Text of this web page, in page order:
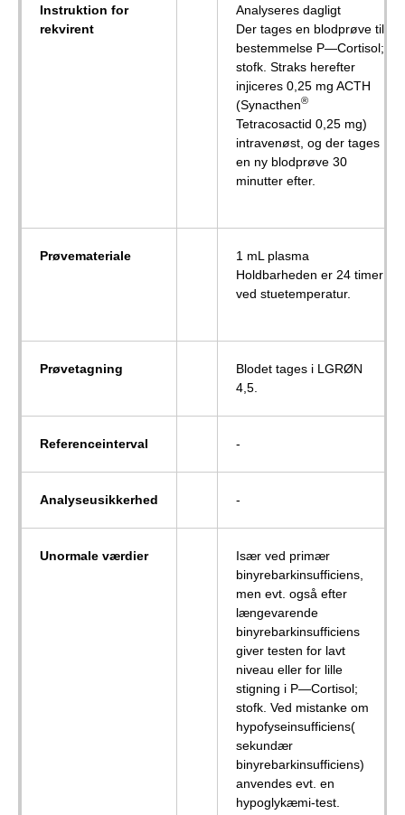
Instruktion for
rekvirent
Analyseres dagligt
Der tages en blodprøve til
bestemmelse P—Cortisol;
stofk. Straks herefter
injiceres 0,25 mg ACTH
(Synacthen®
Tetracosactid 0,25 mg)
intravenøst, og der tages
en ny blodprøve 30
minutter efter.
Prøvemateriale
1 mL plasma
Holdbarheden er 24 timer
ved stuetemperatur.
Prøvetagning
Blodet tages i LGRØN
4,5.
Referenceinterval -
Analyseusikkerhed -
Unormale værdier
Især ved primær
binyrebarkinsufficiens,
men evt. også efter
længevarende
binyrebarkinsufficiens
giver testen for lavt
niveau eller for lille
stigning i P—Cortisol;
stofk. Ved mistanke om
hypofyseinsufficiens(
sekundær
binyrebarkinsufficiens)
anvendes evt. en
hypoglykæmi-test.